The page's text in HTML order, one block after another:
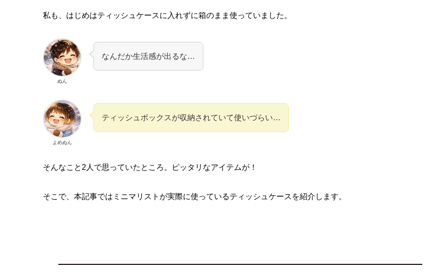
私も、はじめはティッシュケースに入れずに箱のまま使っていました。
ぬん
なんだか生活感が出るな…
よめぬん
ティッシュボックスが収納されていて使いづらい…
そんなこと2人で思っていたところ。ピッタリなアイテムが！
そこで、本記事ではミニマリストが実際に使っているティッシュケースを紹介します。